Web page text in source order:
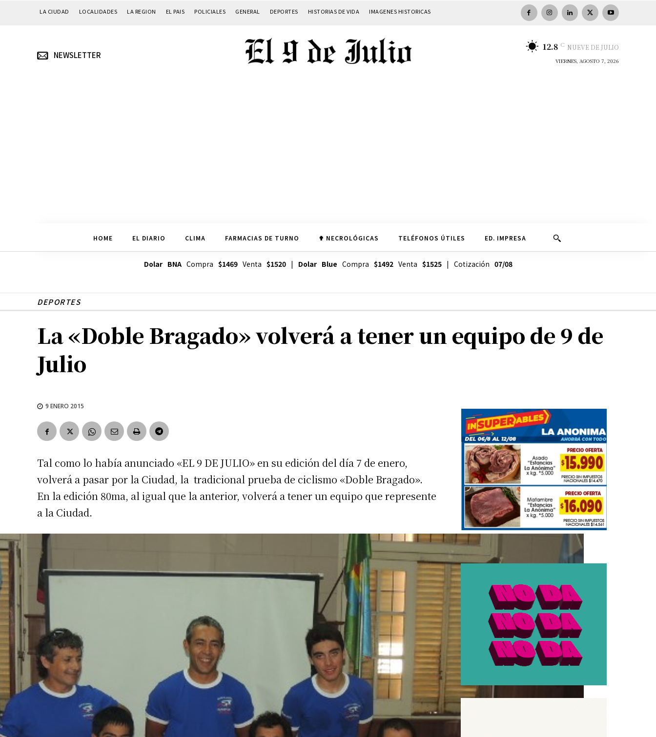
LA CIUDAD LOCALIDADES LA REGION EL PAIS POLICIALES GENERAL DEPORTES HISTORIAS DE VIDA IMAGENES HISTORICAS
NEWSLETTER
12.8 C NUEVE DE JULIO
VIERNES, AGOSTO 7, 2026
HOME EL DIARIO CLIMA FARMACIAS DE TURNO ✟ NECROLÓGICAS TELÉFONOS ÚTILES ED. IMPRESA
Dolar BNACompra $1469Venta $1520| Dolar Blue Compra $1492Venta $1525| Cotización 07/08
DEPORTES
La «Doble Bragado» volverá a tener un equipo de 9 de
Julio
9 ENERO 2015
Tal como lo había anunciado «EL 9 DE JULIO» en su edición del día 7 de enero,
volverá a pasar por la Ciudad, la tradicional prueba de ciclismo «Doble Bragado».
En la edición 80ma, al igual que la anterior, volverá a tener un equipo que represente
a la Ciudad.